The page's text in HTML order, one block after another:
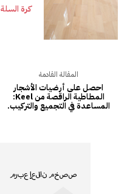
كرة السلة
المقالة القادمة
احصل على أرضيات الأشجار
المطاطية الراقصة من Keel:
المساعدة في التجميع والتركيب.